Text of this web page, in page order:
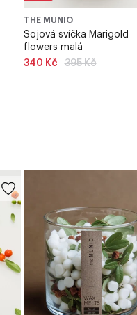
THE MUNIO
Sojová svíčka Marigold
flowers malá
340 Kč
Běžná
395 Kč